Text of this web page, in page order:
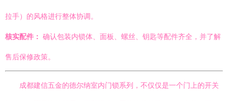
拉手）的风格进行整体协调。
核实配件： 确认包装内锁体、面板、螺丝、钥匙等配件齐全，并了解
售后保修政策。
成都建信五金的德尔纳室内门锁系列，不仅仅是一个门上的开关